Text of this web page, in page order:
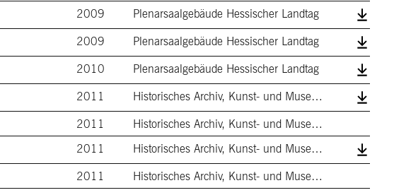
2009
Plenarsaalgebäude Hessischer Landtag
2009
Plenarsaalgebäude Hessischer Landtag
2010
Plenarsaalgebäude Hessischer Landtag
2011
Historisches Archiv, Kunst- und Museumsb…
2011
Historisches Archiv, Kunst- und Museumsb…
2011
Historisches Archiv, Kunst- und Museumsb…
2011
Historisches Archiv, Kunst- und Museumsb…